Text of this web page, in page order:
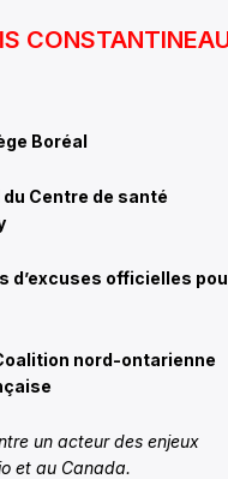
Boréal
Centre de santé
d’excuses officielles
nord-ontarienne
un acteur des enjeux
et au Canada.